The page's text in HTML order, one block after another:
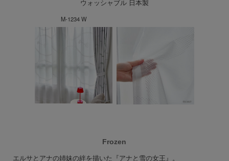
ウォッシャブル 日本製
M-1234 W
Frozen
エルサとアナの姉妹の絆を描いた『アナと雪の女王』。